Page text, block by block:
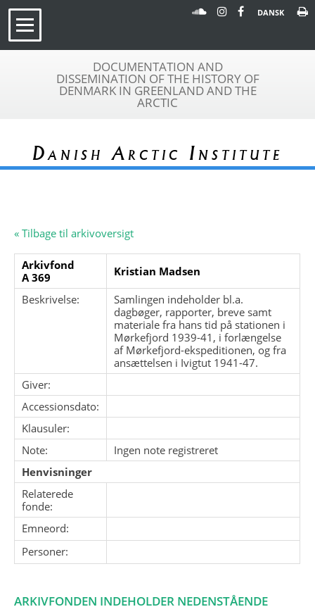
DANSK
DOCUMENTATION AND
DISSEMINATION OF THE HISTORY OF
DENMARK IN GREENLAND AND THE
ARCTIC
Danish Arctic Institute
« Tilbage til arkivoversigt
Arkivfond
A 369
Kristian Madsen
Beskrivelse:
Samlingen indeholder bl.a.
dagbøger, rapporter, breve samt
materiale fra hans tid på stationen i
Mørkefjord 1939-41, i forlængelse
af Mørkefjord-ekspeditionen, og fra
ansættelsen i Ivigtut 1941-47.
Giver:
Accessionsdato:
Klausuler:
Note:
Ingen note registreret
Henvisninger
Relaterede
fonde:
Emneord:
Personer:
ARKIVFONDEN INDEHOLDER NEDENSTÅENDE